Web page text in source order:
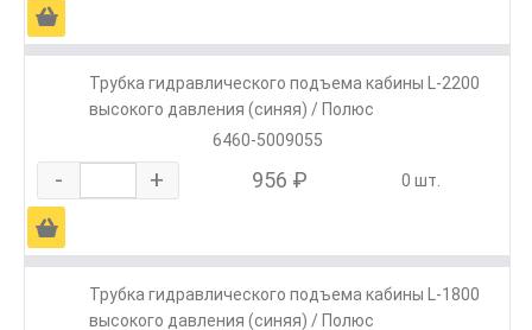
Ä
Трубка гидравлического подъема кабины L-2200
высокого давления (синяя) / Полюс
6460-5009055
- + 956 ₽ 0 шт.
Ä
Трубка гидравлического подъема кабины L-1800
высокого давления (синяя) / Полюс